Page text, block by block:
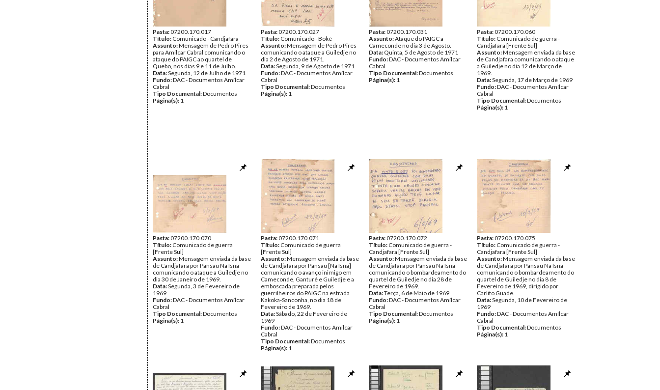
Pasta:07200.170.017
Título: Comunicado - Candjafara
Assunto:Mensagem de Pedro Pires
para Amílcar Cabral comunicando o
ataque do PAIGC ao quartel de
Quebo, nos dias 9 e 11 de Julho.
Data:Segunda, 12 de Julho de 1971
Fundo:DAC - Documentos Amílcar
Cabral
Tipo Documental:Documentos
Página(s): 1
Pasta:07200.170.027
Título: Comunicado - Boké
Assunto:Mensagem de Pedro Pires
comunicando o ataque a Guiledje no
dia 2 de Agosto de 1971.
Data:Segunda, 9 de Agosto de 1971
Fundo:DAC - Documentos Amílcar
Cabral
Tipo Documental:Documentos
Página(s): 1
Pasta:07200.170.031
Assunto:Ataque do PAIGC a
Cameconde no dia 3 de Agosto.
Data: Quinta, 5 de Agosto de 1971
Fundo:DAC - Documentos Amílcar
Cabral
Tipo Documental:Documentos
Página(s): 1
Pasta:07200.170.060
Título: Comunicado de guerra -
Candjafara [Frente Sul]
Assunto:Mensagem enviada da base
de Candjafara comunicando o ataque
a Guiledje no dia 12 de Março de
1969.
Data:Segunda, 17 de Março de 1969
Fundo:DAC - Documentos Amílcar
Cabral
Tipo Documental:Documentos
Página(s): 1
Pasta:07200.170.070
Título: Comunicado de guerra
[Frente Sul]
Assunto:Mensagem enviada da base
de Candjafara por Pansau Na Isna
comunicando o ataque a Guiledje no
dia 30 de Janeiro de 1969.
Data:Segunda, 3 de Fevereiro de
1969
Fundo:DAC - Documentos Amílcar
Cabral
Tipo Documental:Documentos
Página(s): 1
Pasta:07200.170.071
Título: Comunicado de guerra
[Frente Sul]
Assunto:Mensagem enviada da base
de Candjafara por Pansau [Na Isna]
comunicando o avanço inimigo em
Cameconde, Ganturé e Guiledje e a
emboscada preparada pelos
guerrilheiros do PAIGC na estrada
Kakoka-Sanconha, no dia 18 de
Fevereiro de 1969.
Data:Sábado, 22 de Fevereiro de
1969
Fundo:DAC - Documentos Amílcar
Cabral
Tipo Documental:Documentos
Página(s): 1
Pasta:07200.170.072
Título: Comunicado de guerra -
Candjafara [Frente Sul]
Assunto:Mensagem enviada da base
de Candjafara por Pansau Na Isna
comunicando o bombardeamento do
quartel de Guiledje no dia 28 de
Fevereiro de 1969.
Data:Terça, 6 de Maio de 1969
Fundo:DAC - Documentos Amílcar
Cabral
Tipo Documental:Documentos
Página(s): 1
Pasta:07200.170.075
Título: Comunicado de guerra -
Candjafara [Frente Sul]
Assunto:Mensagem enviada da base
de Candjafara por Pansau Na Isna
comunicando o bombardeamento do
quartel de Guiledje no dia 8 de
Fevereiro de 1969, dirigido por
Carlito Guade.
Data:Segunda, 10 de Fevereiro de
1969
Fundo:DAC - Documentos Amílcar
Cabral
Tipo Documental:Documentos
Página(s): 1